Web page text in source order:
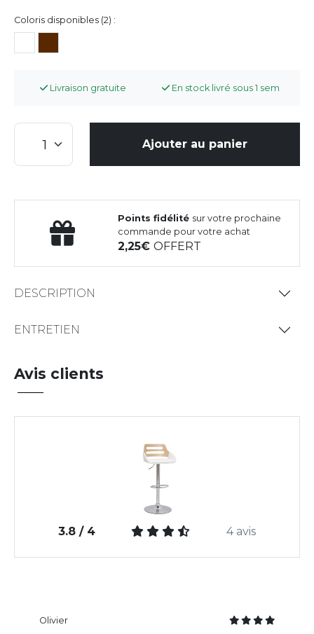
Coloris disponibles (2) :
Livraison gratuite En stock livré sous 1 sem
Ajouter au panier
Points fidélité sur votre prochaine
commande pour votre achat
2,25OFFERT
DESCRIPTION
ENTRETIEN
Avis clients
3.8 / 4 4 avis
Olivier